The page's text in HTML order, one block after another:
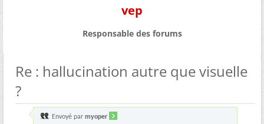
vep
Responsable des forums
Re : hallucination autre que visuelle
?
Envoyé par myoper